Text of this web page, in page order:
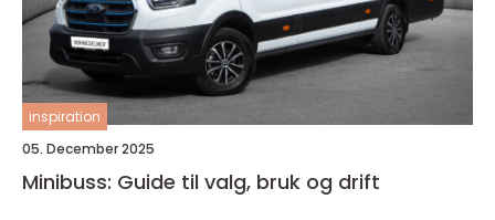
inspiration
05. December 2025
Minibuss: Guide til valg, bruk og drift